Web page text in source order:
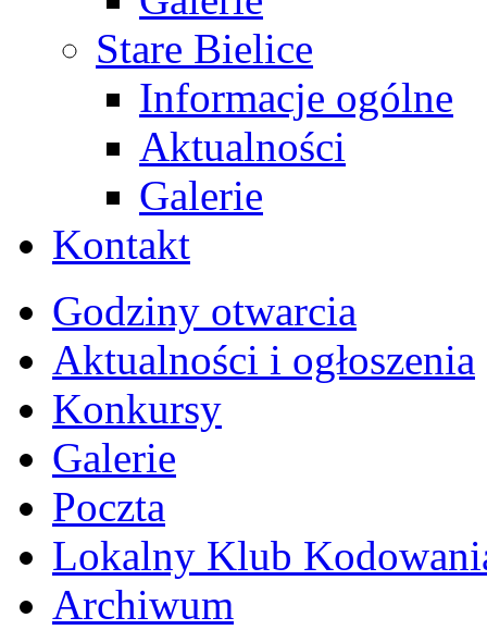
Stare Bielice
Informacje ogólne
Aktualności
Galerie
Kontakt
Godziny otwarcia
Aktualności i ogłoszenia
Konkursy
Galerie
Poczta
Lokalny Klub
Archiwum